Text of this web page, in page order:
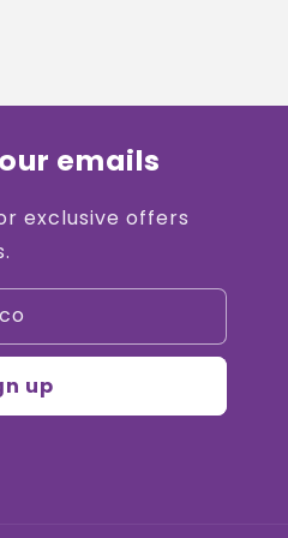
emails
exclusive offers
up